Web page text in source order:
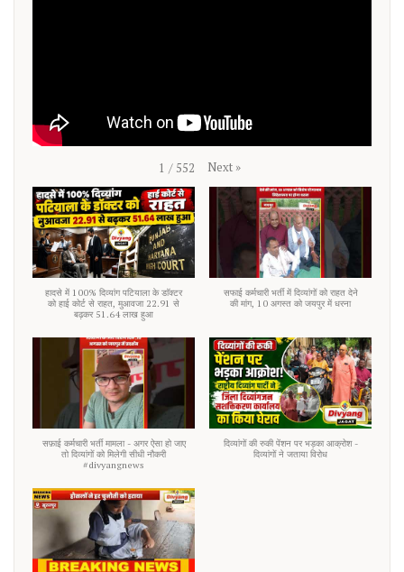
1 / 552 Next »
हादसे में 100% दिव्यांग पटियाला के डाॅक्टर
को हाई कोर्ट से राहत, मुआवजा 22.91 से
बढ़कर 51.64 लाख हुआ
सफाई कर्मचारी भर्ती में दिव्यांगों को राहत देने
की मांग, 10 अगस्त को जयपुर में धरना
सफ़ाई कर्मचारी भर्ती मामला - अगर ऐसा हो जाए
तो दिव्यांगों को मिलेगी सीधी नौकरी
#divyangnews
दिव्यांगों की रुकी पेंशन पर भड़का आक्रोश -
दिव्यांगों ने जताया विरोध